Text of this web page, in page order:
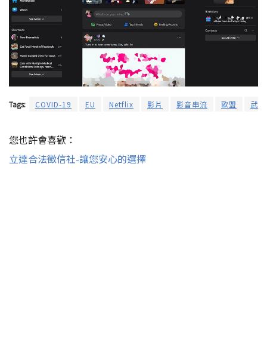
Tags: COVID-19 EU Netflix 影片 影音串流 歐盟 武
您也許會喜歡：
立達合法徵信社-讓您安心的選擇